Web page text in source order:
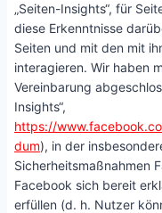
„Seiten-Insights“, für
diese Erkenntnisse
Seiten und mit den mit
interagieren. Wir haben
Vereinbarung
Insights“,
https://
dum), in der
Sicherheitsmaßnahmen
Facebook sich bereit
erfüllen (d. h. Nutzer